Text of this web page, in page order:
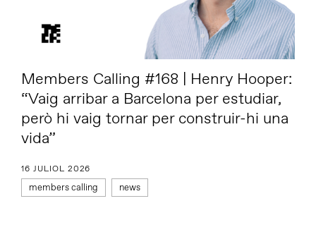
Members Calling #168 | Henry Hooper:
“Vaig arribar a Barcelona per estudiar,
però hi vaig tornar per construir-hi una
vida”
16 JULIOL 2026
members calling news